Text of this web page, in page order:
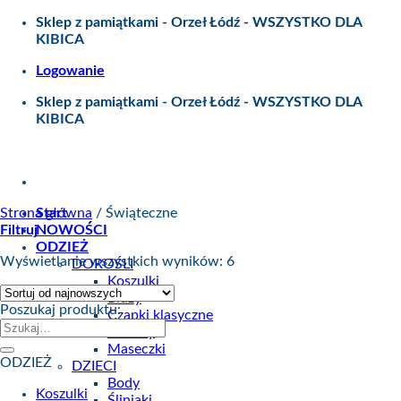
Skip
Sklep z pamiątkami - Orzeł Łódź - WSZYSTKO DLA
KIBICA
Logowanie
Sklep z pamiątkami - Orzeł Łódź - WSZYSTKO DLA
KIBICA
Start
NOWOŚCI
ODZIEŻ
DOROŚLI
Koszulki
Bluzy
Czapki klasyczne
Maseczki
DZIECI
Body
Strona główna / Świąteczne
Filtruj
Wyświetlanie wszystkich wyników: 6
Poszukaj produktu:
Szukaj:
ODZIEŻ
Koszulki